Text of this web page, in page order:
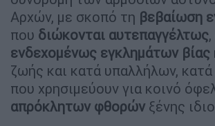
Αρχών, με σκοπό τη βεβαίωση
που διώκονται αυτεπαγγέλτως
ενδεχομένως εγκλημάτων βίας
ζωής και κατά υπαλλήλων,
που χρησιμεύουν για κοινό
απρόκλητων φθορών ξένης